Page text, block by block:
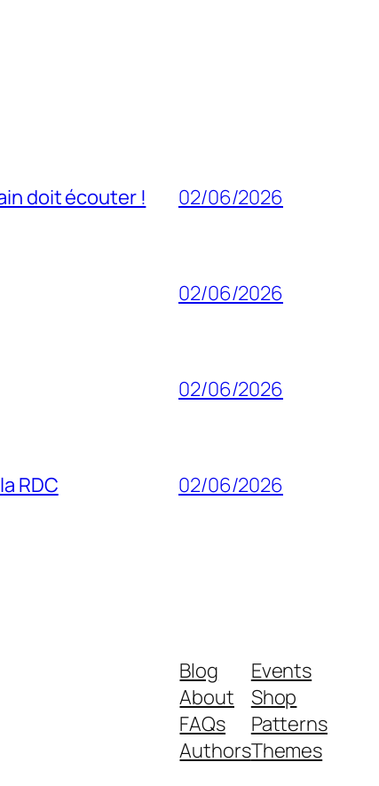
doit écouter ! 02/06/2026
02/06/2026
02/06/2026
RDC 02/06/2026
Blog
About
FAQs
Authors
Events
Shop
Patterns
Themes